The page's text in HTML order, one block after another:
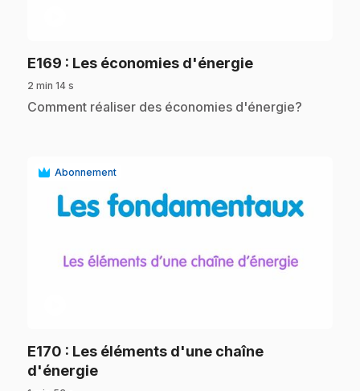
E169 : Les économies d'énergie.
2 min 14 s
.Comment réaliser des économies d'énergie?
Abonnement
E170 : Les éléments d'une chaîne
d'énergie.